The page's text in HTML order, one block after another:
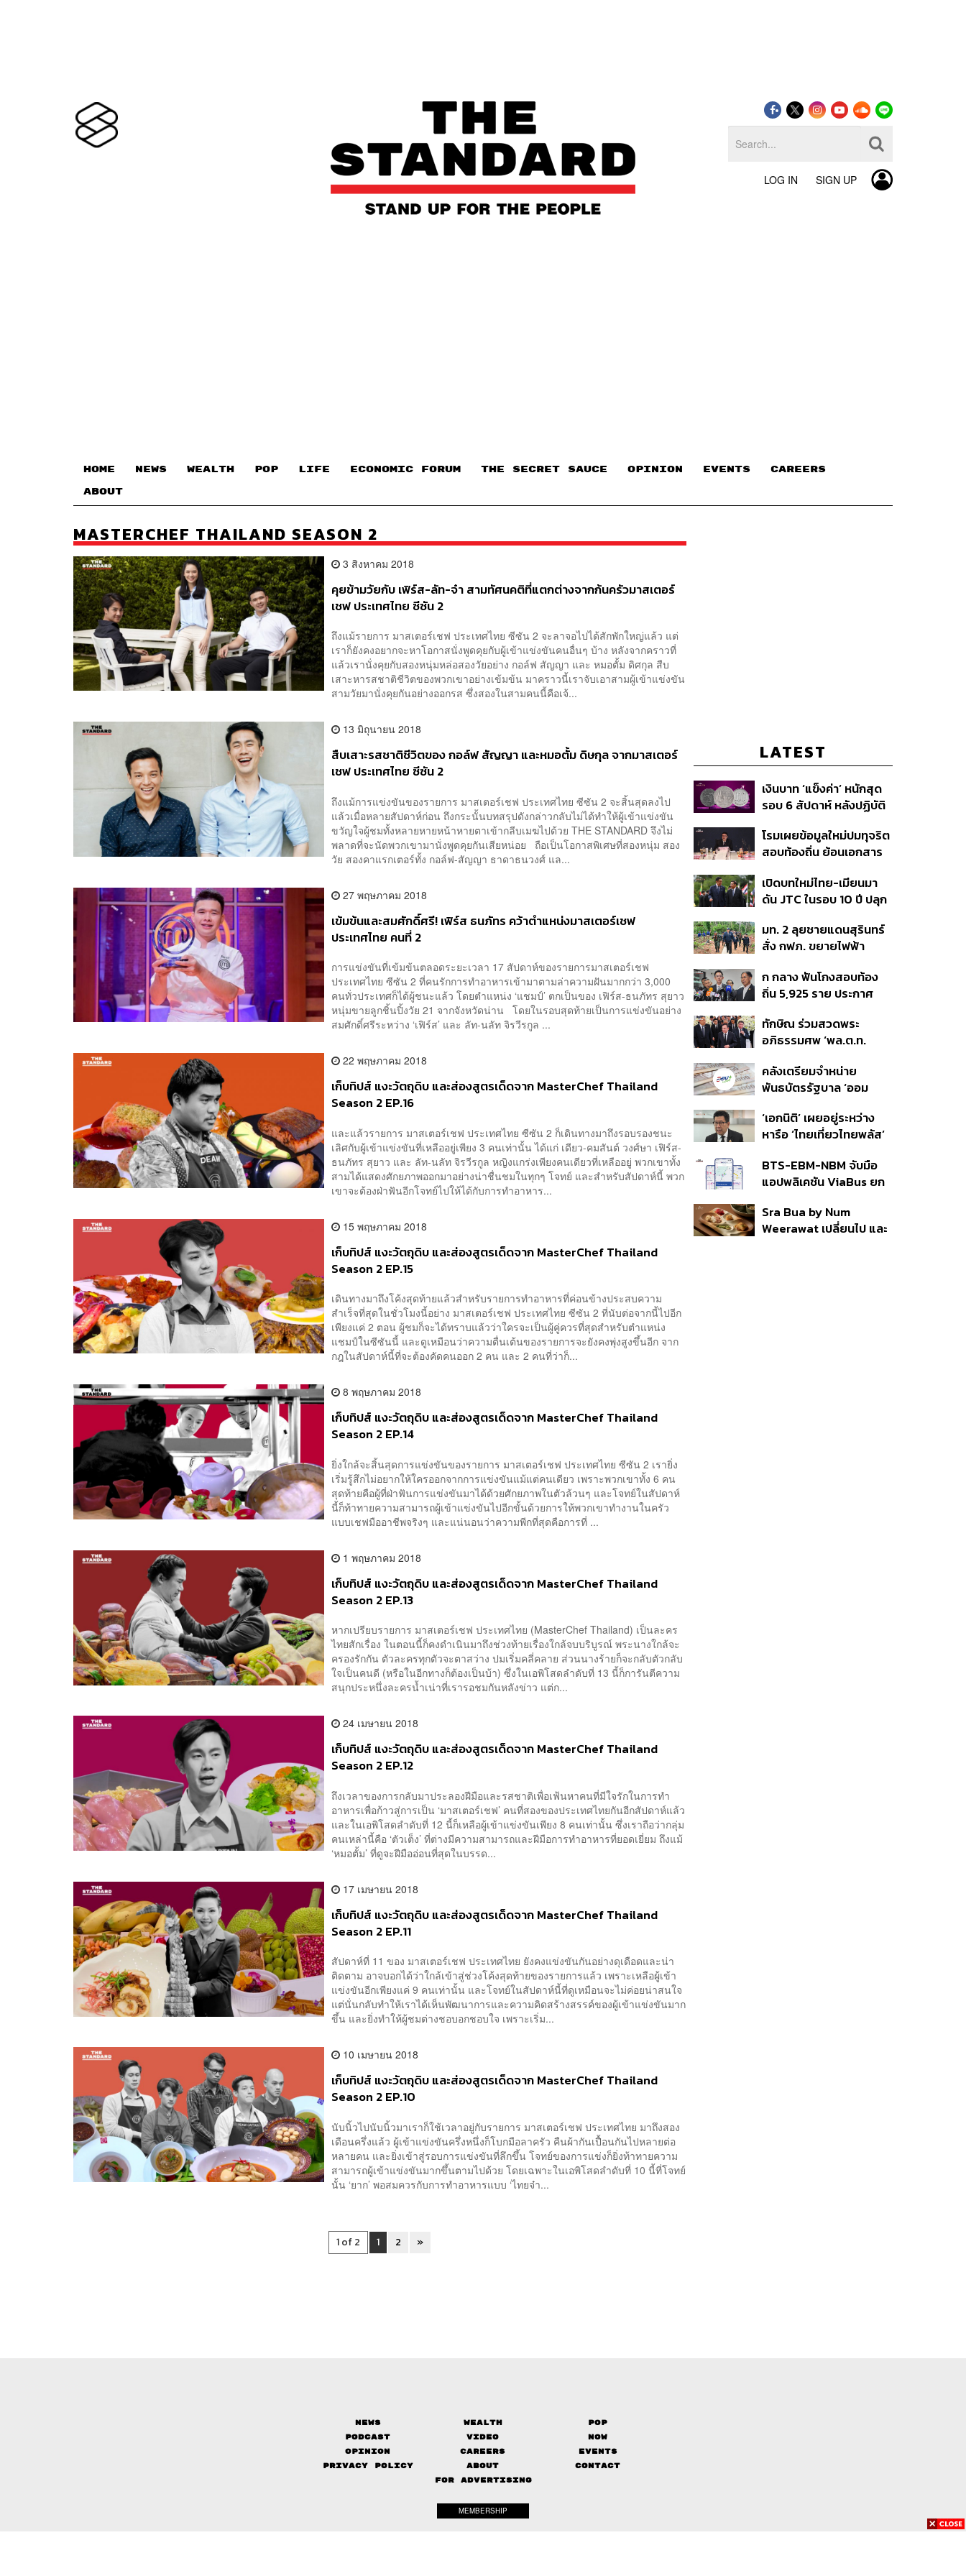
LOG IN SIGN UP
HOME NEWS WEALTH POP LIFE ECONOMIC FORUM THE SECRET SAUCE​ OPINION EVENTS CAREERS
ABOUT
MASTERCHEF THAILAND SEASON 2
3 สิงหาคม 2018
คุยข้ามวัยกับ เฟิร์ส-ลัท-จ๋า สามทัศนคติที่แตกต่างจากก้นครัวมาสเตอร์
เชฟ ประเทศไทย ซีซัน 2
ถึงแม้รายการ มาสเตอร์เชฟ ประเทศไทย ซีซัน 2 จะลาจอไปได้สักพักใหญ่แล้ว แต่
เราก็ยังคงอยากจะหาโอกาสนั่งพูดคุยกับผู้เข้าแข่งขันคนอื่นๆ บ้าง หลังจากคราวที่
แล้วเรานั่งคุยกับสองหนุ่มหล่อสองวัยอย่าง กอล์ฟ สัญญา และ หมอตั้ม ดิศกุล สืบ
เสาะหารสชาติชีวิตของพวกเขาอย่างเข้มข้น มาคราวนี้เราจับเอาสามผู้เข้าแข่งขัน
สามวัยมานั่งคุยกันอย่างออกรส ซึ่งสองในสามคนนี้คือเจ้...
13 มิถุนายน 2018
สืบเสาะรสชาติชีวิตของ กอล์ฟ สัญญา และหมอตั้ม ดิษกุล จากมาสเตอร์
เชฟ ประเทศไทย ซีซัน 2
ถึงแม้การแข่งขันของรายการ มาสเตอร์เชฟ ประเทศไทย ซีซัน 2 จะสิ้นสุดลงไป
แล้วเมื่อหลายสัปดาห์ก่อน ถึงกระนั้นบทสรุปดังกล่าวกลับไม่ได้ทำให้ผู้เข้าแข่งขัน
ขวัญใจผู้ชมทั้งหลายหายหน้าหายตาเข้ากลีบเมฆไปด้วย THE STANDARD จึงไม่
พลาดที่จะนัดพวกเขามานั่งพูดคุยกันเสียหน่อย ถือเป็นโอกาสพิเศษที่สองหนุ่ม สอง
วัย สองคาแรกเตอร์ทั้ง กอล์ฟ-สัญญา ธาดาธนวงศ์ แล...
27 พฤษภาคม 2018
เข้มข้นและสมศักดิ์ศรี! เฟิร์ส ธนภัทร คว้าตำแหน่งมาสเตอร์เชฟ
ประเทศไทย คนที่ 2
การแข่งขันที่เข้มข้นตลอดระยะเวลา 17 สัปดาห์ของรายการมาสเตอร์เชฟ
ประเทศไทย ซีซัน 2 ที่คนรักการทำอาหารเข้ามาตามล่าความฝันมากกว่า 3,000
คนทั่วประเทศก็ได้ผู้ชนะแล้ว โดยตำแหน่ง ‘แชมป์’ ตกเป็นของ เฟิร์ส-ธนภัทร สุยาว
หนุ่มขายลูกชิ้นปิ้งวัย 21 จากจังหวัดน่าน โดยในรอบสุดท้ายเป็นการแข่งขันอย่าง
สมศักดิ์ศรีระหว่าง ‘เฟิร์ส’ และ ลัท-นลัท จิรวีรกูล ...
22 พฤษภาคม 2018
เก็บทิปส์ แงะวัตถุดิบ และส่องสูตรเด็ดจาก MasterChef Thailand
Season 2 EP.16
และแล้วรายการ มาสเตอร์เชฟ ประเทศไทย ซีซัน 2 ก็เดินทางมาถึงรอบรองชนะ
เลิศกับผู้เข้าแข่งขันที่เหลืออยู่เพียง 3 คนเท่านั้น ได้แก่ เดียว-คมสันต์ วงศ์ษา เฟิร์ส-
ธนภัทร สุยาว และ ลัท-นลัท จิรวีรกูล หญิงแกร่งเพียงคนเดียวที่เหลืออยู่ พวกเขาทั้ง
สามได้แสดงศักยภาพออกมาอย่างน่าชื่นชมในทุกๆ โจทย์ และสำหรับสัปดาห์นี้ พวก
เขาจะต้องฝ่าฟันอีกโจทย์ไปให้ได้กับการทำอาหาร...
15 พฤษภาคม 2018
เก็บทิปส์ แงะวัตถุดิบ และส่องสูตรเด็ดจาก MasterChef Thailand
Season 2 EP.15
เดินทางมาถึงโค้งสุดท้ายแล้วสำหรับรายการทำอาหารที่ค่อนข้างประสบความ
สำเร็จที่สุดในชั่วโมงนี้อย่าง มาสเตอร์เชฟ ประเทศไทย ซีซัน 2 ที่นับต่อจากนี้ไปอีก
เพียงแค่ 2 ตอน ผู้ชมก็จะได้ทราบแล้วว่าใครจะเป็นผู้คู่ควรที่สุดสำหรับตำแหน่ง
แชมป์ในซีซันนี้ และดูเหมือนว่าความตื่นเต้นของรายการจะยังคงพุ่งสูงขึ้นอีก จาก
กฎในสัปดาห์นี้ที่จะต้องคัดคนออก 2 คน และ 2 คนที่ว่าก็...
8 พฤษภาคม 2018
เก็บทิปส์ แงะวัตถุดิบ และส่องสูตรเด็ดจาก MasterChef Thailand
Season 2 EP.14
ยิ่งใกล้จะสิ้นสุดการแข่งขันของรายการ มาสเตอร์เชฟ ประเทศไทย ซีซัน 2 เรายิ่ง
เริ่มรู้สึกไม่อยากให้ใครออกจากการแข่งขันแม้แต่คนเดียว เพราะพวกเขาทั้ง 6 คน
สุดท้ายคือผู้ที่ฝ่าฟันการแข่งขันมาได้ด้วยศักยภาพในตัวล้วนๆ และโจทย์ในสัปดาห์
นี้ก็ท้าทายความสามารถผู้เข้าแข่งขันไปอีกขั้นด้วยการให้พวกเขาทำงานในครัว
แบบเชฟมืออาชีพจริงๆ และแน่นอนว่าความพีกที่สุดคือการที่ ...
1 พฤษภาคม 2018
เก็บทิปส์ แงะวัตถุดิบ และส่องสูตรเด็ดจาก MasterChef Thailand
Season 2 EP.13
หากเปรียบรายการ มาสเตอร์เชฟ ประเทศไทย (MasterChef Thailand) เป็นละคร
ไทยสักเรื่อง ในตอนนี้ก็คงดำเนินมาถึงช่วงท้ายเรื่องใกล้จบบริบูรณ์ พระนางใกล้จะ
ครองรักกัน ตัวละครทุกตัวจะตาสว่าง ปมเริ่มคลี่คลาย ส่วนนางร้ายก็จะกลับตัวกลับ
ใจเป็นคนดี (หรือในอีกทางก็ต้องเป็นบ้า) ซึ่งในเอพิโสดลำดับที่ 13 นี้ก็การันตีความ
สนุกประหนึ่งละครน้ำเน่าที่เรารอชมกันหลังข่าว แต่ก...
24 เมษายน 2018
เก็บทิปส์ แงะวัตถุดิบ และส่องสูตรเด็ดจาก MasterChef Thailand
Season 2 EP.12
ถึงเวลาของการกลับมาประลองฝีมือและรสชาติเพื่อเฟ้นหาคนที่มีใจรักในการทำ
อาหารเพื่อก้าวสู่การเป็น ‘มาสเตอร์เชฟ’ คนที่สองของประเทศไทยกันอีกสัปดาห์แล้ว
และในเอพิโสดลำดับที่ 12 นี้ก็เหลือผู้เข้าแข่งขันเพียง 8 คนเท่านั้น ซึ่งเราถือว่ากลุ่ม
คนเหล่านี้คือ ‘ตัวเต็ง’ ที่ต่างมีความสามารถและฝีมือการทำอาหารที่ยอดเยี่ยม ถึงแม้
‘หมอตั้ม’ ที่ดูจะฝีมืออ่อนที่สุดในบรรด...
17 เมษายน 2018
เก็บทิปส์ แงะวัตถุดิบ และส่องสูตรเด็ดจาก MasterChef Thailand
Season 2 EP.11
สัปดาห์ที่ 11 ของ มาสเตอร์เชฟ ประเทศไทย ยังคงแข่งขันกันอย่างดุเดือดและน่า
ติดตาม อาจบอกได้ว่าใกล้เข้าสู่ช่วงโค้งสุดท้ายของรายการแล้ว เพราะเหลือผู้เข้า
แข่งขันอีกเพียงแค่ 9 คนเท่านั้น และโจทย์ในสัปดาห์นี้ที่ดูเหมือนจะไม่ค่อยน่าสนใจ
แต่นั่นกลับทำให้เราได้เห็นพัฒนาการและความคิดสร้างสรรค์ของผู้เข้าแข่งขันมาก
ขึ้น และยิ่งทำให้ผู้ชมต่างชอบอกชอบใจ เพราะเริ่ม...
10 เมษายน 2018
เก็บทิปส์ แงะวัตถุดิบ และส่องสูตรเด็ดจาก MasterChef Thailand
Season 2 EP.10
นับนิ้วไปนับนิ้วมาเราก็ใช้เวลาอยู่กับรายการ มาสเตอร์เชฟ ประเทศไทย มาถึงสอง
เดือนครึ่งแล้ว ผู้เข้าแข่งขันครึ่งหนึ่งก็โบกมือลาครัว คืนผ้ากันเปื้อนกันไปหลายต่อ
หลายคน และยิ่งเข้าสู่รอบการแข่งขันที่ลึกขึ้น โจทย์ของการแข่งก็ยิ่งท้าทายความ
สามารถผู้เข้าแข่งขันมากขึ้นตามไปด้วย โดยเฉพาะในเอพิโสดลำดับที่ 10 นี้ที่โจทย์
นั้น ‘ยาก’ พอสมควรกับการทำอาหารแบบ ‘ไทยจ๋า...
1 of 2 1 2 »
LATEST
เงินบาท ‘แข็งค่า’ หนักสุด
รอบ 6 สัปดาห์ หลังปฏิบัติ
สหรัฐฯ-ญี่ปุ่น Standard
Chartered เปิดเป้าสิ้นปีนี้
ต่อดอลลาร์
โรมเผยข้อมูลใหม่ปมทุจริต
สอบท้องถิ่น ย้อนเอกสาร
อนุทิน จ่อสอบต่อเอี่ยว
ตัดตอน ม.บูรพา หรือไม่
เปิดบทใหม่ไทย-เมียนมา
ดัน JTC ในรอบ 10 ปี ปลุก
ชายแดน ท่าเรือน้ำลึก
ทวาย
มท. 2 ลุยชายแดนสุรินทร์
สั่ง กฟภ. ขยายไฟฟ้า
350’ เสริมความมั่นคง
ชายแดน
ก กลาง ฟันโกงสอบท้อง
ถิ่น 5,925 ราย ประกาศ
ราย รอ ป.ป.ช. ขีดเส้นแล้ว
เสร็จ 31 ส.ค.
ทักษิณ ร่วมสวดพระ
อภิธรรมศพ ‘พล.ต.ท.
สิน’ สิริอายุ 103 ปี แกนนำ
เพื่อไทย-บุคคลหลาก
คลังเตรียมจำหน่าย
พันธบัตรรัฐบาล ‘ออม
ก.ย.นี้ อาจเพิ่มสัดส่วนการ
ขายแบบ Small Lot First
‘เอกนิติ’ เผยอยู่ระหว่าง
หารือ ‘ไทยเที่ยวไทยพลัส’
แสนล้าน มั่นใจงบต่อ ‘ไทย
ช่วยไทย พลัส’ เฟส 2 มี
BTS-EBM-NBM จับมือ
แอปพลิเคชัน ViaBus ยก
รถไฟฟ้า 3 สายแบบเรียล
ไทม์
Sra Bua by Num
Weerawat เปลี่ยนไป และ
News Wealth
Pop
Podcast
Video
Now
Opinion
Careers
Events
Privacy Policy
About
Contact
FOR ADVERTISING
MEMBERSHIP